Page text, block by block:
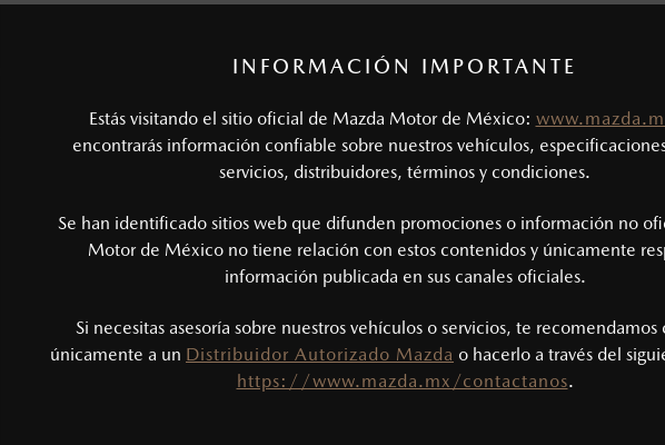
INFORMACIÓN IMPORTANTE
Estás visitando el sitio oficial de Mazda Motor de México:
encontrarás información confiable sobre nuestros vehículos,
servicios, distribuidores, términos y condiciones.
Se han identificado sitios web que difunden promociones o información no
Motor de México no tiene relación con estos contenidos y únicamente
información publicada en sus canales oficiales.
Si necesitas asesoría sobre nuestros vehículos o servicios, te recomendamos
únicamente a un Distribuidor Autorizado Mazda o hacerlo a través del
https://www.mazda.mx/contactanos.
DATOS DEL
año
MONTO
$0 MXN